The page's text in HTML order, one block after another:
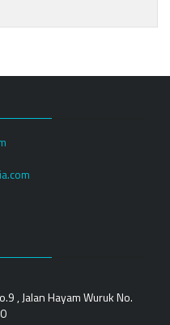
, Jalan Hayam Wuruk No.